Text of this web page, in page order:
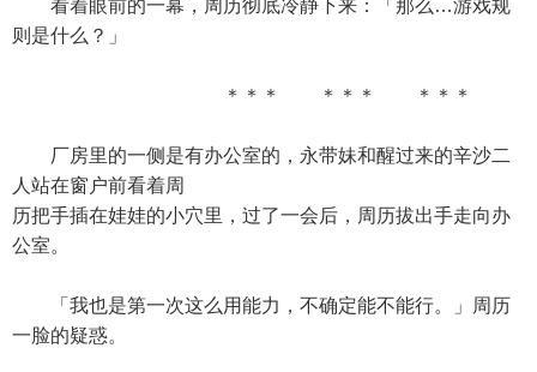
看着眼前的一幕，周历彻底冷静下来：「那么…游戏规
则是什么？」
＊＊＊ ＊＊＊ ＊＊＊
厂房里的一侧是有办公室的，永带妹和醒过来的辛沙二
人站在窗户前看着周
历把手插在娃娃的小穴里，过了一会后，周历拔出手走向办
公室。
「我也是第一次这么用能力，不确定能不能行。」周历
一脸的疑惑。